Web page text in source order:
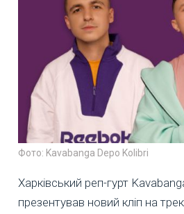
Фото: Kavabanga Depo Kolibri
Харківський реп-гурт
презентував новий кліп на